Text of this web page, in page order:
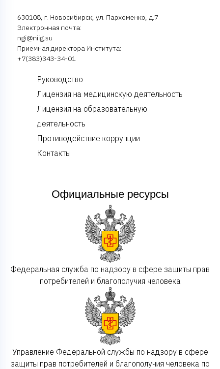
630108, г. Новосибирск, ул. Пархоменко, д.7
Электронная почта:
ngi@niig.su
Приемная директора Института:
+7(383)343-34-01
Руководство
Лицензия на медицинскую деятельность
Лицензия на образовательную
деятельность
Противодействие коррупции
Контакты
Официальные ресурсы
Федеральная служба по надзору в сфере защиты прав
потребителей и благополучия человека
Управление Федеральной службы по надзору в сфере
защиты прав потребителей и благополучия человека по